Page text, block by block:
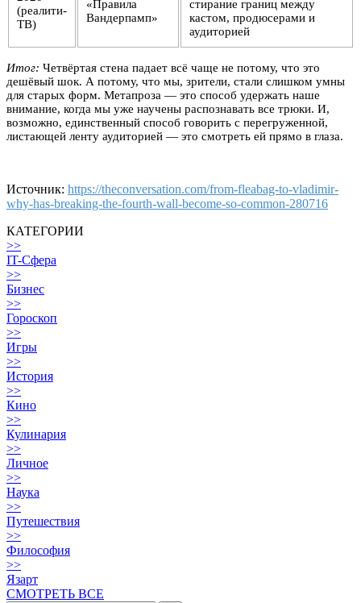
(реалити-
ТВ)
«Правила
Вандерпамп»
стирание границ между
кастом, продюсерами и
аудиторией
Итог: Четвёртая стена падает всё чаще не потому, что это
дешёвый шок. А потому, что мы, зрители, стали слишком умны
для старых форм. Метапроза — это способ удержать наше
внимание, когда мы уже научены распознавать все трюки. И,
возможно, единственный способ говорить с перегруженной,
листающей ленту аудиторией — это смотреть ей прямо в глаза.
Источник: https://theconversation.com/from-fleabag-to-vladimir-
why-has-breaking-the-fourth-wall-become-so-common-280716
КАТЕГОРИИ
>>
IT-Сфера
>>
Бизнес
>>
Гороскоп
>>
Игры
>>
История
>>
Кино
>>
Кулинария
>>
Личное
>>
Наука
>>
Путешествия
>>
Философия
>>
Язарт
СМОТРЕТЬ ВСЕ